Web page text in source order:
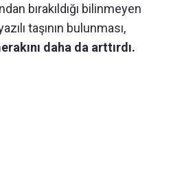
bırakıldığı bilinmeyen
taşının bulunması,
daha da arttırdı.